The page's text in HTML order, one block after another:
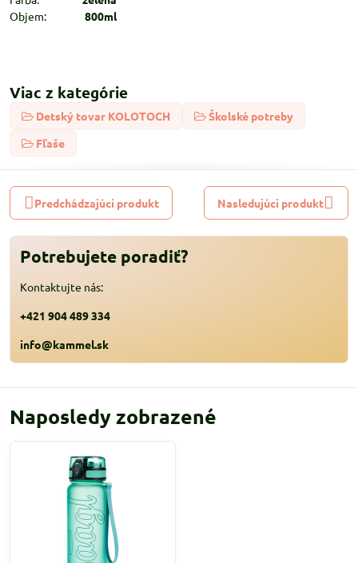
Objem:
800ml
Viac z kategórie
Detský tovar KOLOTOCH
Školské potreby
Fľaše
Predchádzajúci produkt Nasledujúci produkt
Potrebujete poradiť?
Kontaktujte nás:
+421 904 489 334
info@kammel.sk
Naposledy zobrazené